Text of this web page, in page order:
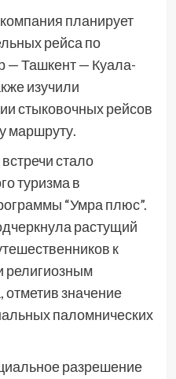
планирует
рейса по
— Ташкент — Куала-
изучили
стыковочных рейсов
маршруту.
стало
туризма в
“Умра плюс”.
растущий
к
религиозным
отметив значение
паломнических
разрешение